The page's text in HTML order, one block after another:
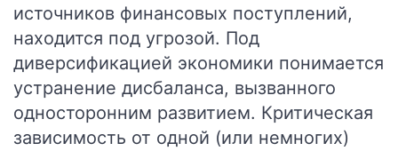
источников финансовых поступлений,
находится под угрозой. Под
диверсификацией экономики понимается
устранение дисбаланса, вызванного
односторонним развитием. Критическая
зависимость от одной (или немногих)